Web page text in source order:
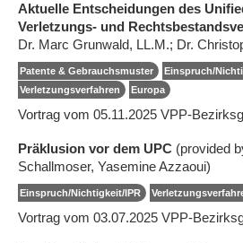
Aktuelle Entscheidungen des
Verletzungs- und
Dr. Marc Grunwald, LL.M.; Dr.
Patente & Gebrauchsmuster
Einspruch/
Verletzungsverfahren
Europa
Vortrag vom 05.11.2025 VPP-
Präklusion vor dem UPC (provided
Schallmoser, Yasemine Azzaoui)
Einspruch/Nichtigkeit/IPR
Vortrag vom 03.07.2025 VPP-